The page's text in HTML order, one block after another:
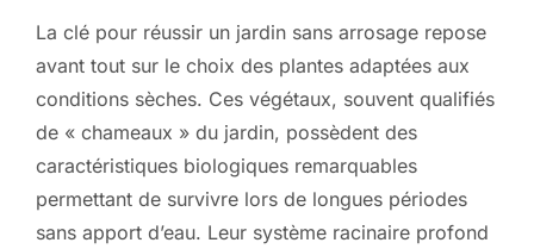
La clé pour réussir un jardin sans arrosage repose
avant tout sur le choix des plantes adaptées aux
conditions sèches. Ces végétaux, souvent qualifiés
de « chameaux » du jardin, possèdent des
caractéristiques biologiques remarquables
permettant de survivre lors de longues périodes
sans apport d’eau. Leur système racinaire profond